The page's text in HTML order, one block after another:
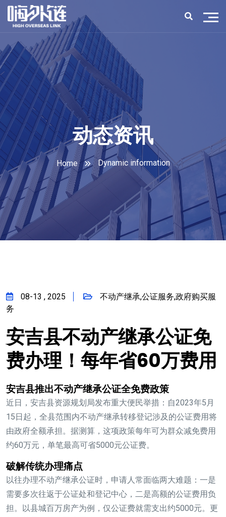
动态资讯
Home Dynamic information
08-13 , 2025
不动产继承,公证服务,政府购买服
务
安吉县不动产继承公证免
费办理！每年省60万费用
安吉县推出不动产继承公证全免费政策
近日，安吉县资源规划局发布重大便民举措：自2023年5月
15日起，全县范围内不动产继承转移登记涉及的公证费用将
由政府全额承担。据测算，这项政策每年可为群众减免费用
约60万元，单笔最高可省5000元公证费。
破解传统办理痛点
以往办理不动产继承公证时，申请人常面临两大难题：一是
需要多次往返于公证处和登记中心，二是高额的公证费用负
担。以县城百万房产为例，仅公证费就需支出约5000元。更